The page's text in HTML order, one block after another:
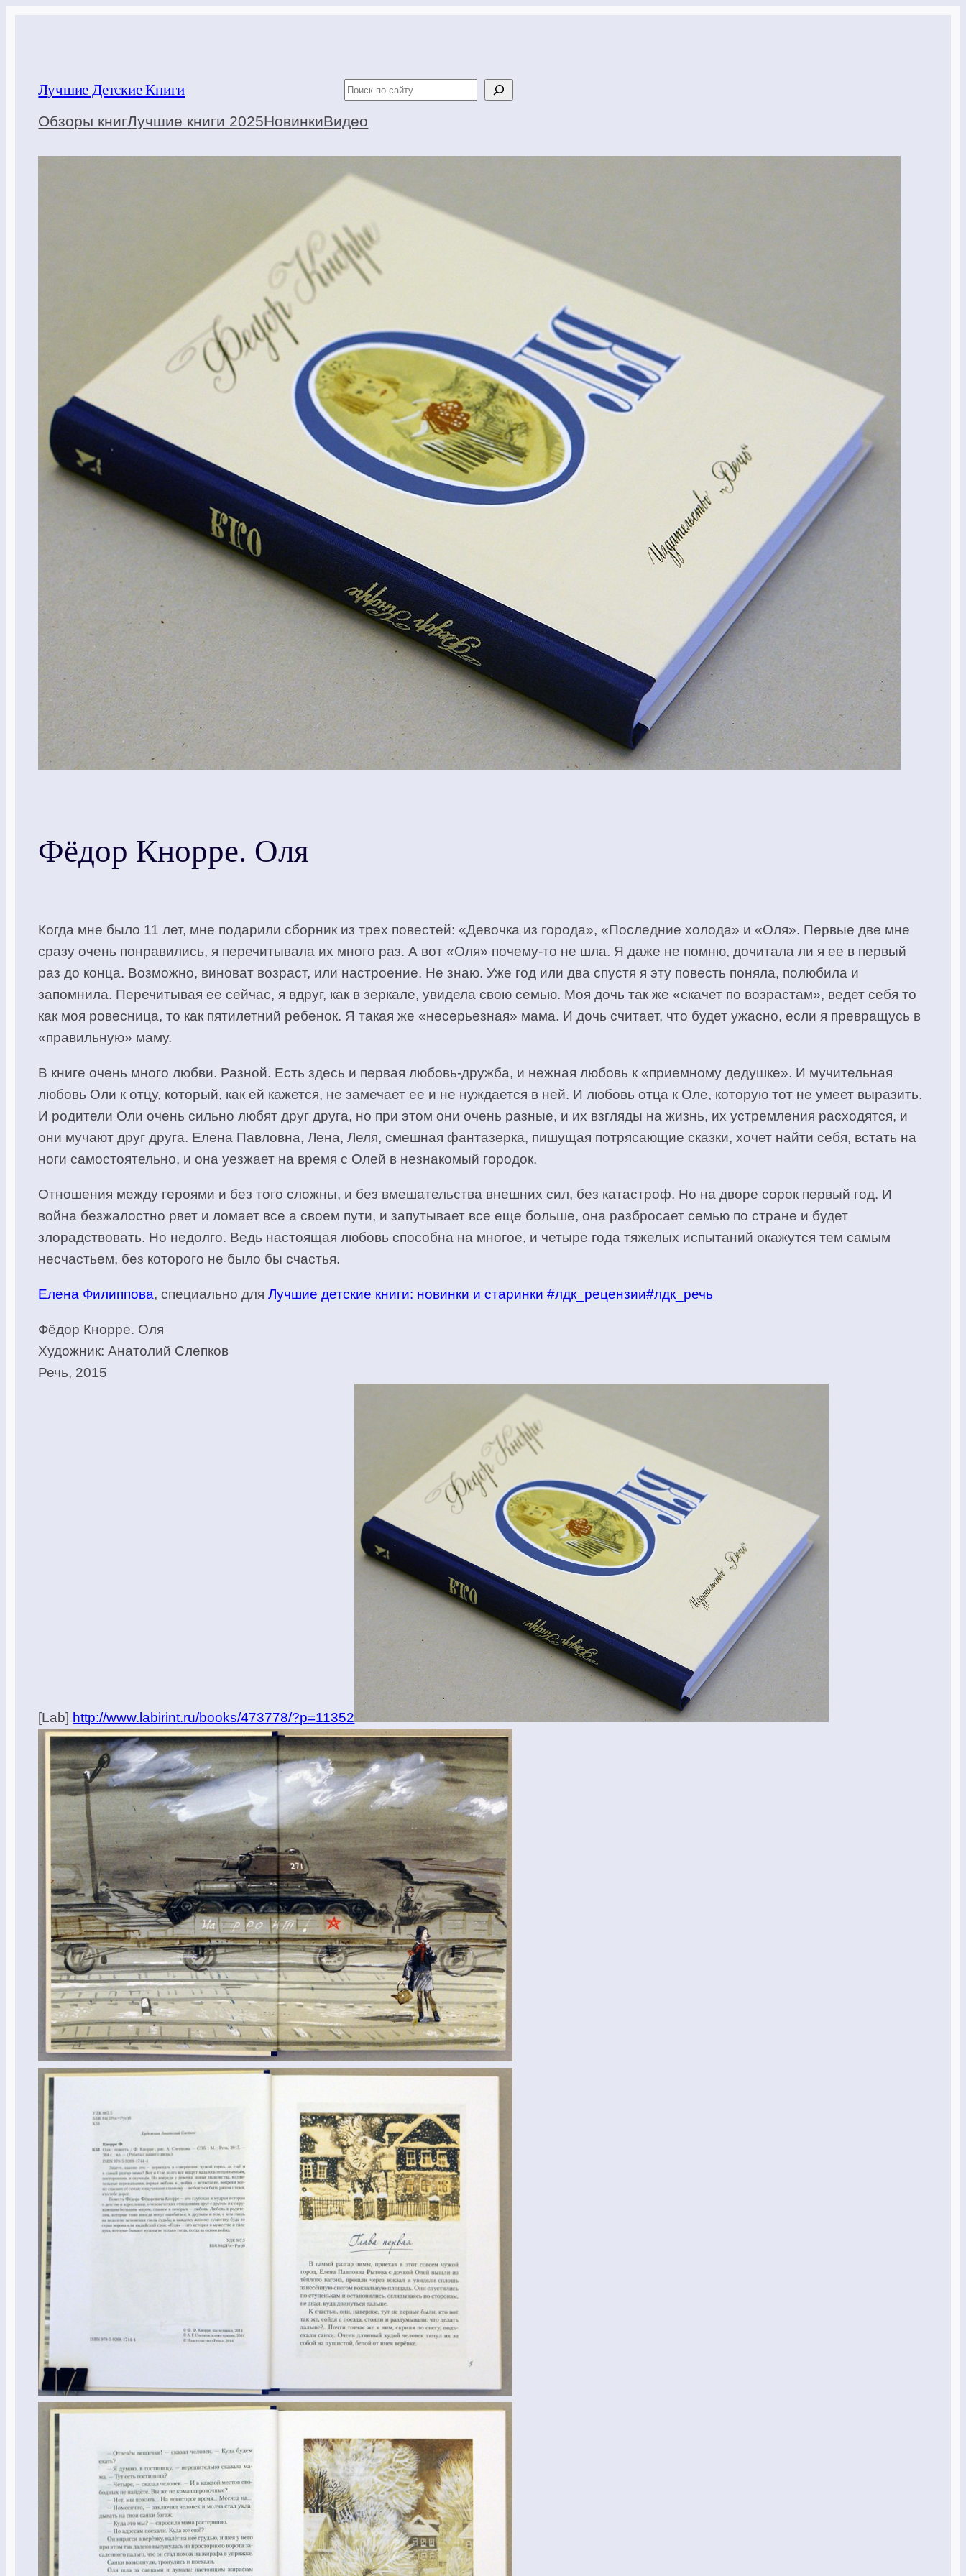
Лучшие Детские Книги Поиск
Обзоры книгЛучшие книги 2025НовинкиВидео
Фёдор Кнорре. Оля
Когда мне было 11 лет, мне подарили сборник из трех повестей: «Девочка из города», «Последние холода» и «Оля». Первые две мне
сразу очень понравились, я перечитывала их много раз. А вот «Оля» почему-то не шла. Я даже не помню, дочитала ли я ее в первый
раз до конца. Возможно, виноват возраст, или настроение. Не знаю. Уже год или два спустя я эту повесть поняла, полюбила и
запомнила. Перечитывая ее сейчас, я вдруг, как в зеркале, увидела свою семью. Моя дочь так же «скачет по возрастам», ведет себя то
как моя ровесница, то как пятилетний ребенок. Я такая же «несерьезная» мама. И дочь считает, что будет ужасно, если я превращусь в
«правильную» маму.
В книге очень много любви. Разной. Есть здесь и первая любовь-дружба, и нежная любовь к «приемному дедушке». И мучительная
любовь Оли к отцу, который, как ей кажется, не замечает ее и не нуждается в ней. И любовь отца к Оле, которую тот не умеет выразить.
И родители Оли очень сильно любят друг друга, но при этом они очень разные, и их взгляды на жизнь, их устремления расходятся, и
они мучают друг друга. Елена Павловна, Лена, Леля, смешная фантазерка, пишущая потрясающие сказки, хочет найти себя, встать на
ноги самостоятельно, и она уезжает на время с Олей в незнакомый городок.
Отношения между героями и без того сложны, и без вмешательства внешних сил, без катастроф. Но на дворе сорок первый год. И
война безжалостно рвет и ломает все а своем пути, и запутывает все еще больше, она разбросает семью по стране и будет
злорадствовать. Но недолго. Ведь настоящая любовь способна на многое, и четыре года тяжелых испытаний окажутся тем самым
несчастьем, без которого не было бы счастья.
Елена Филиппова,специально дляЛучшие детские книги: новинки и старинки #лдк_рецензии#лдк_речь
Фёдор Кнорре. Оля
Художник: Анатолий Слепков
Речь, 2015
[Lab] http://www.labirint.ru/books/473778/?p=11352